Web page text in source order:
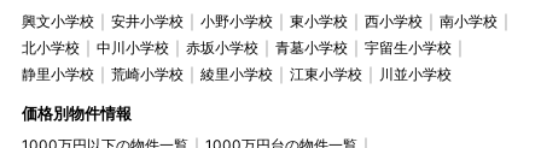
興文小学校 安井小学校 小野小学校 東小学校 西小学校
南小学校
北小学校
中川小学校 赤坂小学校 青墓小学校
宇留生小学校
静里小学校
荒崎小学校 綾里小学校 江東小学校 川並小学校
価格別物件情報